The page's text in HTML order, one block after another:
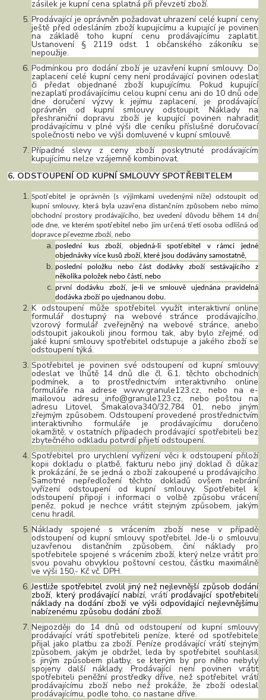
zásilek je kupní cena splatná při převzetí zboží.
Prodávající je oprávněn požadovat uhrazení celé kupní ceny
ještě před odesláním zboží kupujícímu a kupující je povinen
na základě toho kupní cenu prodávajícímu zaplatit.
Ustanovení § 2119 odst. 1 občanského zákoníku se
nepoužije.
Podmínkou pro dodání zboží je uzavření kupní smlouvy. Do
zaplacení celé kupní ceny není prodávající povinen odeslat
či předat objednané zboží kupujícímu. Pokud kupující
nezaplatí prodávajícímu celou kupní cenu ani do 10 dnů ode
dne doručení výzvy k jejímu zaplacení, je prodávající
oprávněn od kupní smlouvy odstoupit. Náklady na
přeshraniční dopravu zboží je kupující povinen nahradit
prodávajícímu v plné výši dle ceníku příslušné doručovací
společnosti nebo ve výši domluvené v kupní smlouvě.
Případné slevy z ceny zboží poskytnuté prodávajícím
kupujícímu nelze vzájemně kombinovat.
6. ODSTOUPENÍ OD KUPNÍ SMLOUVY SPOTŘEBITELEM
Spotřebitel je oprávněn (s výjimkami uvedenými níže) odstoupit od
kupní smlouvy, která byla uzavřena distančním způsobem nebo mimo
obchodní prostory prodávajícího, bez uvedení důvodu během 14 dní
ode dne, ve kterém spotřebitel nebo jím určená třetí osoba odlišná od
dopravce převezme zboží, nebo
poslední kus zboží, objedná-li spotřebitel v rámci jedné
objednávky více kusů zboží, které jsou dodávány samostatně,
poslední položku nebo část dodávky zboží sestávajícího z
několika položek nebo částí, nebo
první dodávku zboží, je-li ve smlouvě ujednána pravidelná
dodávka zboží po ujednanou dobu.
K odstoupení může spotřebitel využít interaktivní online
formulář dostupný na webové stránce prodávajícího,
vzorový formulář zveřejněný na webové stránce, anebo
odstoupit jakoukoli jinou formou tak, aby bylo zřejmé, od
jaké kupní smlouvy spotřebitel odstupuje a jakého zboží se
odstoupení týká.
Spotřebitel je povinen své odstoupení od kupní smlouvy
odeslat ve lhůtě 14 dnů dle čl. 6.1. těchto obchodních
podmínek, a to prostřednictvím interaktivního online
formuláře na adrese www.granule123.cz, nebo na e-
mailovou adresu info@granule123.cz, nebo poštou na
adresu Litovel, Šmakalova340/32,784 01, nebo jiným
zřejmým způsobem. Odstoupení provedené prostřednictvím
interaktivního formuláře je prodávajícímu doručeno
okamžitě; v ostatních případech prodávající spotřebiteli bez
zbytečného odkladu potvrdí přijetí odstoupení.
Spotřebitel pro urychlení vyřízení věci k odstoupení přiloží
kopii dokladu o platbě, fakturu nebo jiný doklad či důkaz
k prokázání, že se jedná o zboží zakoupené u prodávajícího.
Samotné nepředložení těchto dokladů ovšem nebrání
vyřízení odstoupení od kupní smlouvy. Spotřebitel k
odstoupení připojí i informaci o volbě způsobu vrácení
peněz, pokud je nechce vrátit stejným způsobem, jakým
cenu hradil.
Náklady spojené s vrácením zboží nese v případě
odstoupení od kupní smlouvy spotřebitel. Jde-li o smlouvu
uzavřenou distančním způsobem, činí náklady pro
spotřebitele spojené s vrácením zboží, který nelze vrátit pro
svou povahu obvyklou poštovní cestou, částku maximálně
ve výši 150,- Kč vč. DPH.
Jestliže spotřebitel zvolil jiný než nejlevnější způsob dodání
zboží, který prodávající nabízí, vrátíprodávající spotřebiteli
náklady na dodání zboží ve výši odpovídající nejlevnějšímu
nabízenému způsobu dodání zboží.
Nejpozději do 14 dnů od odstoupení od kupní smlouvy
prodávající vrátí spotřebiteli peníze, které od spotřebitele
přijal jako platbu za zboží. Peníze prodávající vrátí stejným
způsobem, jakým je obdržel, leda by spotřebitel souhlasil
s jiným způsobem platby, se kterým by pro něho nebyly
spojeny další náklady. Prodávající není povinen vrátit
spotřebiteli peněžní prostředky dříve, než spotřebitel vrátí
prodávajícímu zboží nebo než prokáže, že zboží odeslal
prodávajícímu, podle toho, co nastane dříve.